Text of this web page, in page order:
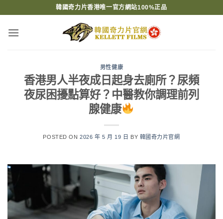
content
韓國奇力片香港唯一官方網站100%正品
男性健康
香港男人半夜成日起身去廁所？尿頻
夜尿困擾點算好？中醫教你調理前列
腺健康
POSTED ON2026 年 5 月 19 日 BY 韓國奇力片官網